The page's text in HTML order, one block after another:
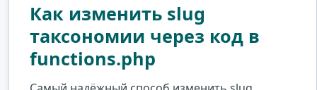
Как изменить slug
таксономии через код в
functions.php